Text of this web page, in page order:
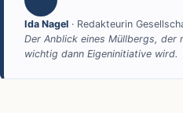
Ida Nagel · Redakteurin
Der Anblick eines Müllbergs, der
wichtig dann Eigeninitiative wird.